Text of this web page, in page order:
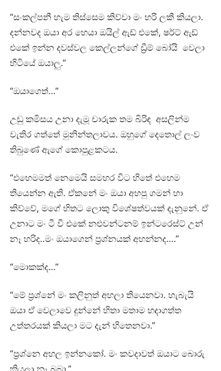
“සංකල්පනී හැම තිස්සෙම කිව්වා මං හරි ලකී කියලා.
දන්නවද ඔයා අර හෙයා ඔයිල් ඇඩ් එකේ, ෂර්ට් ඇඩ්
එකේ ඉන්න දවස්වල කෙල්ලන්ගේ ඩ්‍රීම් බෝයි වෙලා
හිටියේ ඔයාලු.”
“ඔයාගෙත්…”
උඩු කමිසය උනා දැමූ චාරුක තම බිරිඳ අසලින්ම
වැතිර ගත්තේ මුනින්තලාවය. ඔහුගේ දෙතොල් ලංව
තිබුණේ ඇගේ කොපුළකටය.
“එහෙමමත් නෙමෙයි සමහර විට හිතේ එහෙම
තියෙන්න ඇති. ඒකනේ මං ඔයා අහපු ගමන් හා
කිව්වේ, මගේ හිතට ලොකු විශේෂත්වයක් දැනුනේ. ඒ
උනාට මං ටී වී එකේ නළුවන්ටනම් ඉන්ටරෙස්ට් උන්
නෑ හරිද..මං ඔයාගෙන් ප්‍රශ්නයක් අහන්නද….”
“මොකක්ද…”
“මේ ප්‍රශ්නේ මං කලිනුත් අහලා තියෙනවා. හැබැයි
ඔයා ඒ වෙලාවෙ දුන්නේ හිතා මතාම හදාගත්ත
උත්තරයක් කියලා මට දැන් හිතෙනවා.”
“ප්‍රශ්නෙ අහල ඉන්නකෝ. මං කවදාවත් ඔයාට බොරු
කියලා නෑ බබා.”